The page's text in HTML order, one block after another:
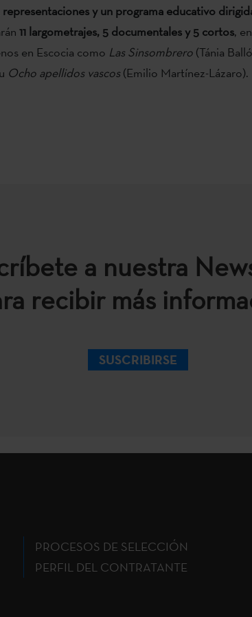
representaciones y un programa educativo
11 largometrajes, 5 documentales y 5 cortos,
en Escocia como Las Sinsombrero(Tánia
Ocho apellidos vascos(Emilio Martínez-Lázaro).
a nuestra
recibir más
SUSCRIBIRSE
PROCESOS DE SELECCIÓN
PERFIL DEL CONTRATANTE